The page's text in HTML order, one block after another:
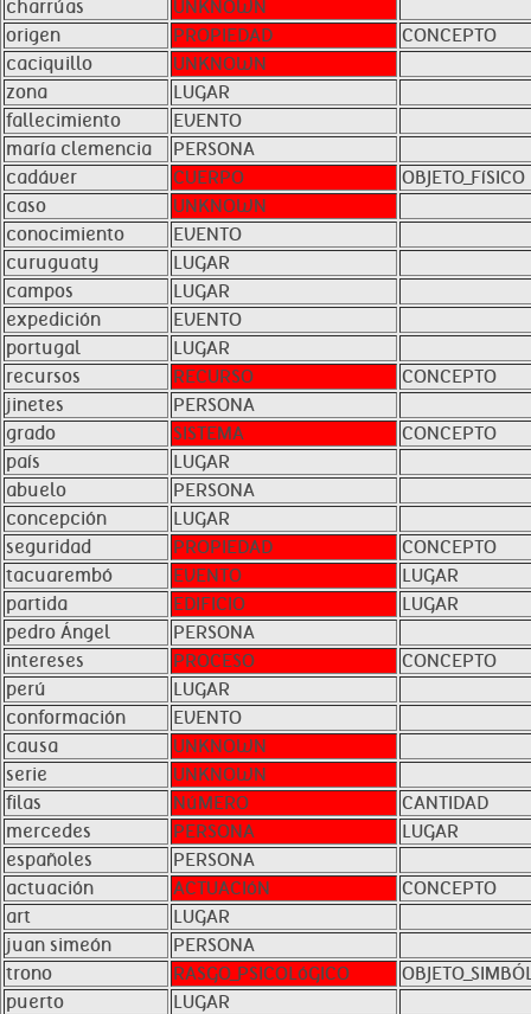
charrúas
UNKNOWN
origen
PROPIEDAD
CONCEPTO
caciquillo
UNKNOWN
zona
LUGAR
fallecimiento
EVENTO
maría clemencia
PERSONA
cadáver
CUERPO
OBJETO_FíSICO
caso
UNKNOWN
conocimiento
EVENTO
curuguaty
LUGAR
campos
LUGAR
expedición
EVENTO
portugal
LUGAR
recursos
RECURSO
CONCEPTO
jinetes
PERSONA
grado
SISTEMA
CONCEPTO
país
LUGAR
abuelo
PERSONA
concepción
LUGAR
seguridad
PROPIEDAD
CONCEPTO
tacuarembó
EVENTO
LUGAR
partida
EDIFICIO
LUGAR
pedro Ángel
PERSONA
intereses
PROCESO
CONCEPTO
perú
LUGAR
conformación
EVENTO
causa
UNKNOWN
serie
UNKNOWN
filas
NúMERO
CANTIDAD
mercedes
PERSONA
LUGAR
españoles
PERSONA
actuación
ACTUACIóN
CONCEPTO
art
LUGAR
juan simeón
PERSONA
trono
RASGO_PSICOLóGICO
puerto
LUGAR